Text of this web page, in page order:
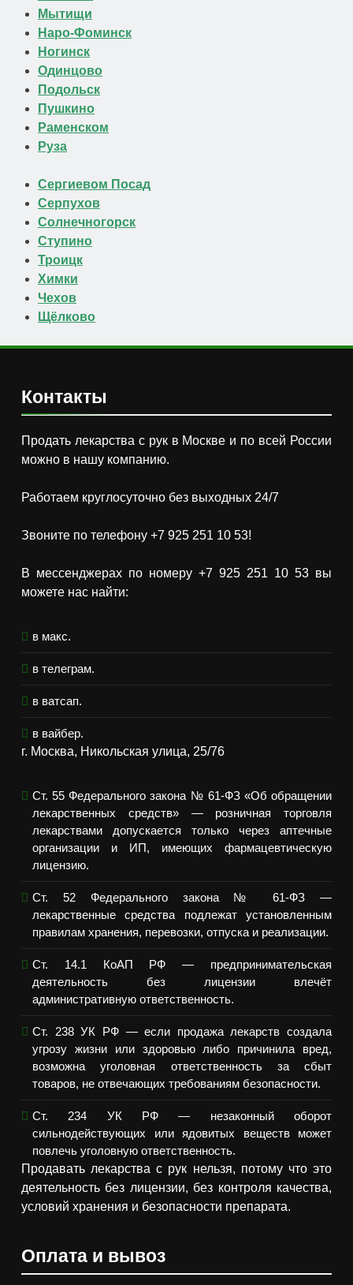
Мытищи
Наро-Фоминск
Ногинск
Одинцово
Подольск
Пушкино
Раменском
Руза
Сергиевом Посад
Серпухов
Солнечногорск
Ступино
Троицк
Химки
Чехов
Щёлково
Контакты
Продать лекарства с рук в Москве и по всей России
можно в нашу компанию.
Работаем круглосуточно без выходных 24/7
Звоните по телефону +7 925 251 10 53!
В мессенджерах по номеру +7 925 251 10 53 вы
можете нас найти:
в макс.
в телеграм.
в ватсап.
в вайбер.
г. Москва, Никольская улица, 25/76
Ст. 55 Федерального закона № 61-ФЗ «Об обращении
лекарственных средств» — розничная торговля
лекарствами допускается только через аптечные
организации и ИП, имеющих фармацевтическую
лицензию.
Ст. 52 Федерального закона № 61-ФЗ —
лекарственные средства подлежат установленным
правилам хранения, перевозки, отпуска и реализации.
Ст. 14.1 КоАП РФ — предпринимательская
деятельность без лицензии влечёт
административную ответственность.
Ст. 238 УК РФ — если продажа лекарств создала
угрозу жизни или здоровью либо причинила вред,
возможна уголовная ответственность за сбыт
товаров, не отвечающих требованиям безопасности.
Ст. 234 УК РФ — незаконный оборот
сильнодействующих или ядовитых веществ может
повлечь уголовную ответственность.
Продавать лекарства с рук нельзя, потому что это
деятельность без лицензии, без контроля качества,
условий хранения и безопасности препарата.
Оплата и вывоз